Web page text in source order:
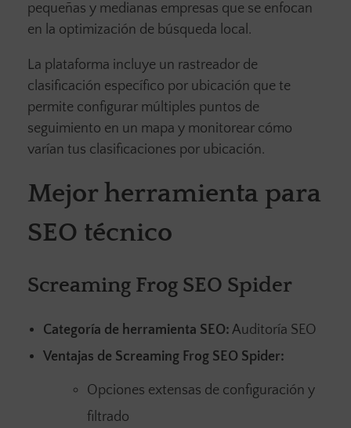
pequeñas y medianas empresas que se enfocan
en la optimización de búsqueda local.
La plataforma incluye un rastreador de
clasificación específico por ubicación que te
permite configurar múltiples puntos de
seguimiento en un mapa y monitorear cómo
varían tus clasificaciones por ubicación.
Mejor herramienta para
SEO técnico
Screaming Frog SEO Spider
Categoría de herramienta SEO: Auditoría SEO
Ventajas de Screaming Frog SEO Spider:
Opciones extensas de configuración y
filtrado